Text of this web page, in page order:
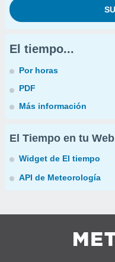
El tiempo...
Por horas
PDF
Más información
El Tiempo en tu Web
Widget de El tiempo
API de Meteorología